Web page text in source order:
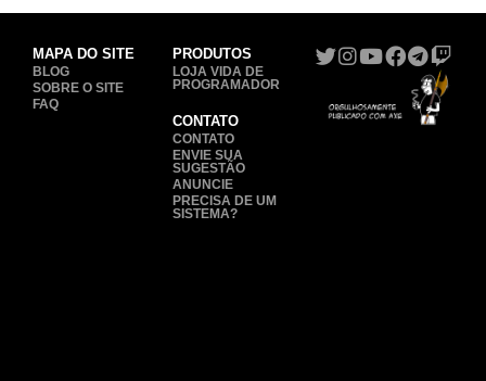
MAPA DO SITE
BLOG
SOBRE O SITE
FAQ
PRODUTOS
LOJA VIDA DE
PROGRAMADOR
CONTATO
CONTATO
ENVIE SUA
SUGESTÃO
ANUNCIE
PRECISA DE UM
SISTEMA?